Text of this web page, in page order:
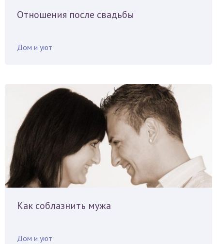
Отношения после свадьбы
Дом и уют
Как соблазнить мужа
Дом и уют